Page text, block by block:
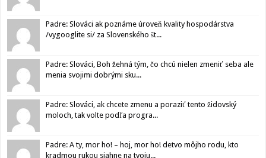
Padre: Slováci ak poznáme úroveň kvality hospodárstva
/vygooglite si/ za Slovenského št...
Padre: Slováci, Boh žehná tým, čo chcú nielen zmeniť seba ale
menia svojimi dobrými sku...
Padre: Slováci, ak chcete zmenu a poraziť tento židovský
moloch, tak volte podľa progra...
Padre: A ty, mor ho! – hoj, mor ho! detvo môjho rodu, kto
kradmou rukou siahne na tvoju...